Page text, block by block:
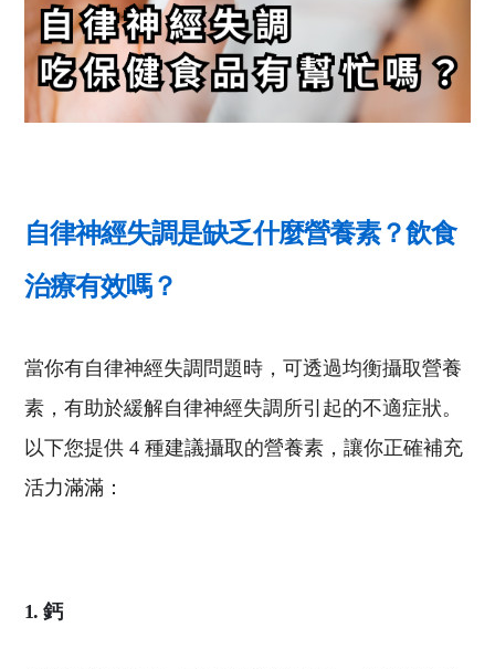
自律神經失調是缺乏什麼營養素？飲食
治療有效嗎？
當你有自律神經失調問題時，可透過均衡攝取營養
素，有助於緩解自律神經失調所引起的不適症狀。
以下您提供 4 種建議攝取的營養素，讓你正確補充
活力滿滿：
1. 鈣